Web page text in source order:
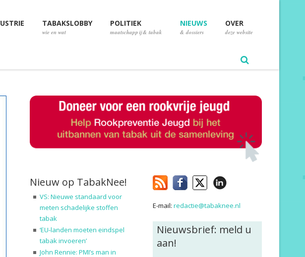
TABAKSLOBBY
wie en wat
POLITIEK
maatschappij & tabak
NIEUWS
& dossiers
OVER
deze website
Nieuw op TabakNee!
VS: Nieuwe standaard voor
meten schadelijke stoffen
tabak
‘EU-landen moeten eindspel
tabak invoeren’
John Rennie: PMI’s man in
E-mail:redactie@tabaknee.nl
Nieuwsbrief: meld u
aan!